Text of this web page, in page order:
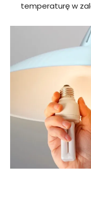
temperaturę w